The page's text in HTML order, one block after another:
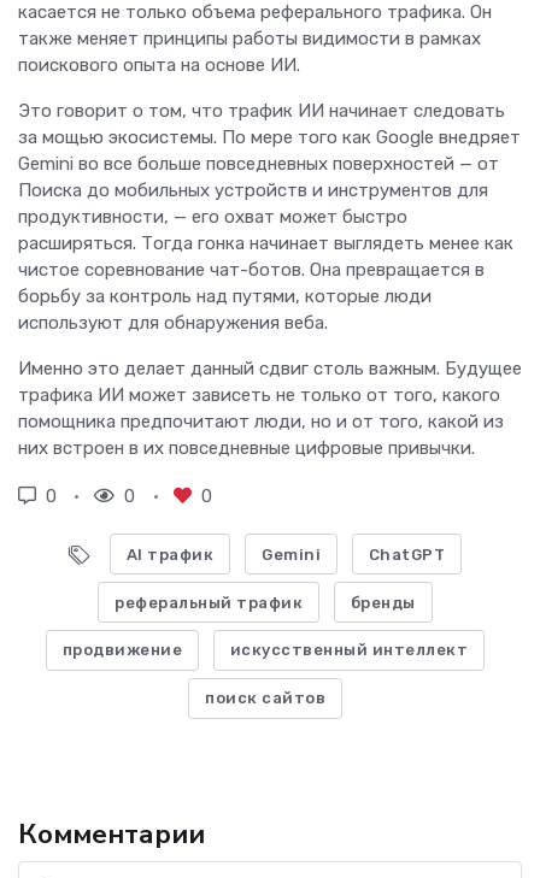
касается не только объема реферального трафика. Он
также меняет принципы работы видимости в рамках
поискового опыта на основе ИИ.
Это говорит о том, что трафик ИИ начинает следовать
за мощью экосистемы. По мере того как Google внедряет
Gemini во все больше повседневных поверхностей — от
Поиска до мобильных устройств и инструментов для
продуктивности, — его охват может быстро
расширяться. Тогда гонка начинает выглядеть менее как
чистое соревнование чат-ботов. Она превращается в
борьбу за контроль над путями, которые люди
используют для обнаружения веба.
Именно это делает данный сдвиг столь важным. Будущее
трафика ИИ может зависеть не только от того, какого
помощника предпочитают люди, но и от того, какой из
них встроен в их повседневные цифровые привычки.
0 0 0
AI трафик Gemini ChatGPT
реферальный трафик бренды
продвижение искусственный интеллект
поиск сайтов
Комментарии